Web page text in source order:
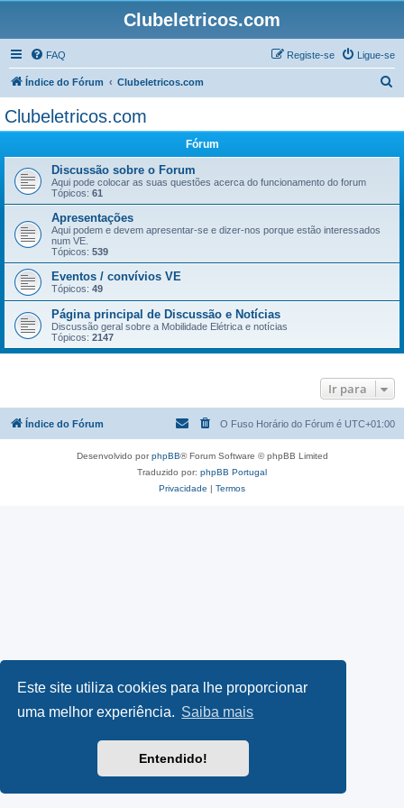
Este site utiliza cookies para lhe proporcionar
uma melhor experiência. Saiba mais
Entendido!
Clubeletricos.com
FAQ Ligue-se
Registe-se
Índice do Fórum Clubeletricos.com
Clubeletricos.com
Fórum
Discussão sobre o Forum
Aqui pode colocar as suas questões acerca do funcionamento do forum
Tópicos: 61
Apresentações
Aqui podem e devem apresentar-se e dizer-nos porque estão interessados
num VE.
Tópicos: 539
Eventos / convívios VE
Tópicos: 49
Página principal de Discussão e Notícias
Discussão geral sobre a Mobilidade Elétrica e notícias
Tópicos: 2147
Ir para
Índice do Fórum O Fuso Horário do Fórum é UTC+01:00
Desenvolvido porphpBB® Forum Software © phpBB Limited
Traduzido por: phpBB Portugal
Privacidade | Termos